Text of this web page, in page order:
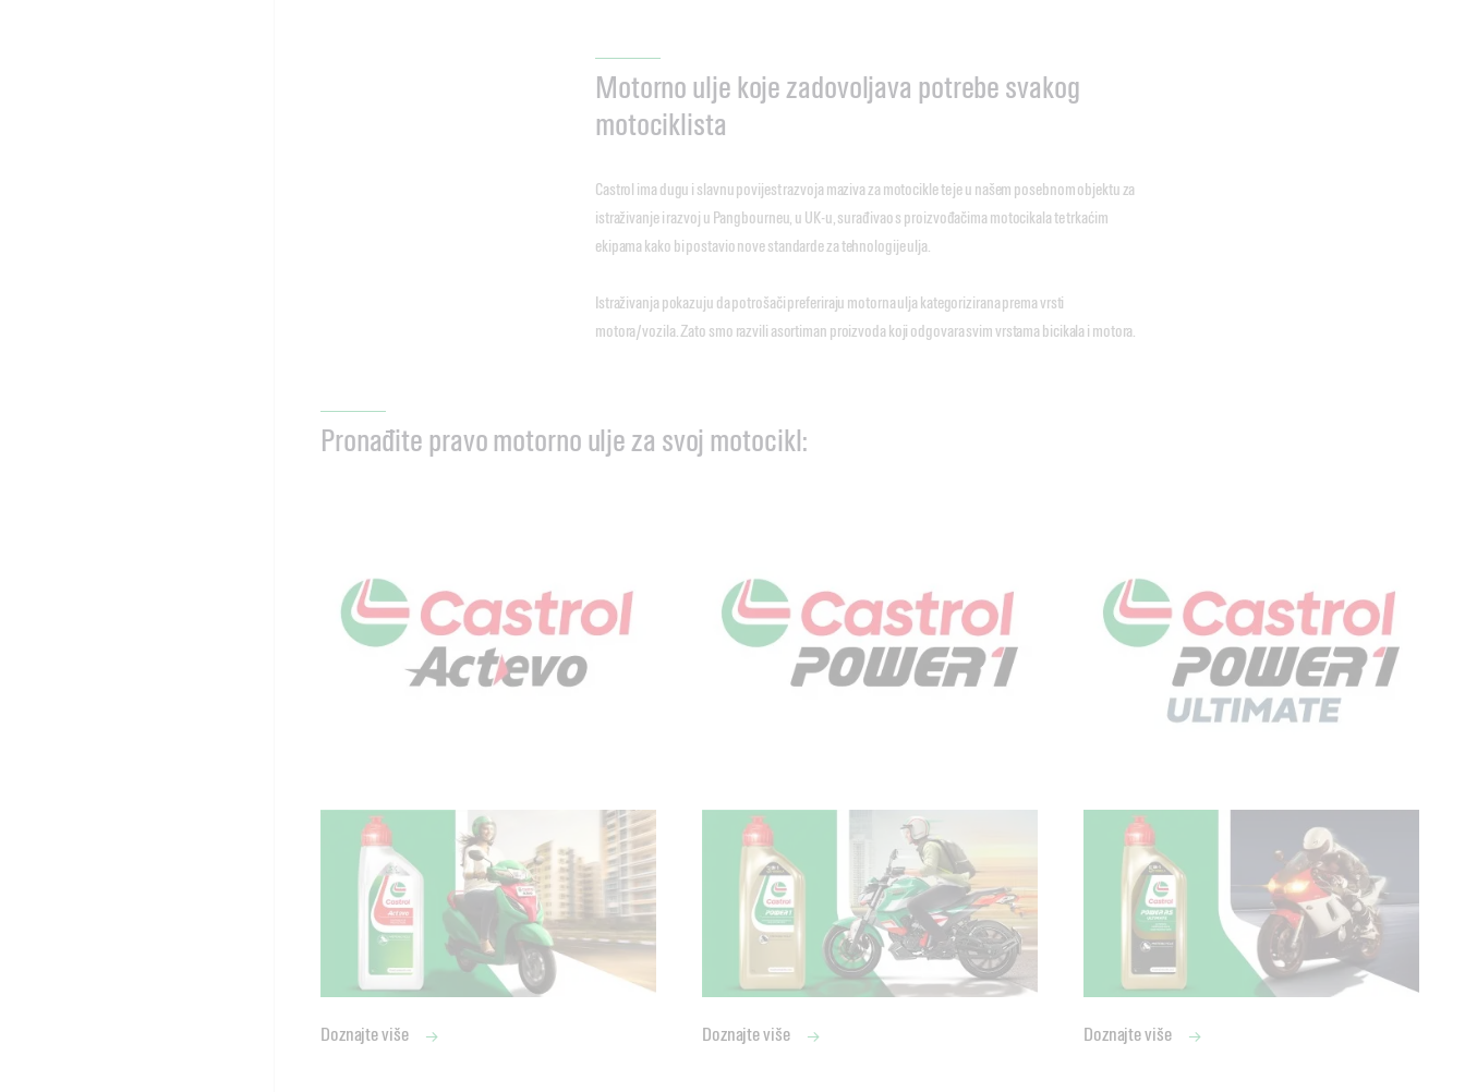
Motorno ulje koje zadovoljava potrebe svakog
motociklista
Castrol ima dugu i slavnu povijest razvoja maziva za motocikle te je u našem posebnom objektu za
istraživanje i razvoj u Pangbourneu, u UK-u, surađivao s proizvođačima motocikala te trkaćim
ekipama kako bi postavio nove standarde za tehnologije ulja.
Istraživanja pokazuju da potrošači preferiraju motorna ulja kategorizirana prema vrsti
motora/vozila. Zato smo razvili asortiman proizvoda koji odgovara svim vrstama bicikala i motora.
Pronađite pravo motorno ulje za svoj motocikl:
Doznajte više Doznajte više Doznajte više